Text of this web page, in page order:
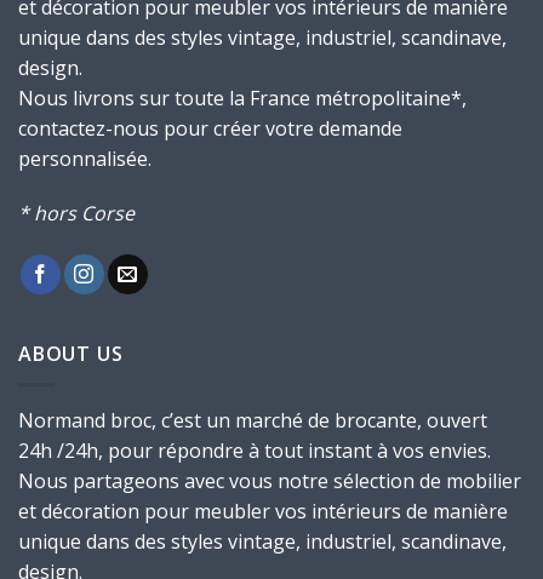
et décoration pour meubler vos intérieurs de manière
unique dans des styles vintage, industriel, scandinave,
design.
Nous livrons sur toute la France métropolitaine*,
contactez-nous pour créer votre demande
personnalisée.
* hors Corse
ABOUT US
Normand broc, c’est un marché de brocante, ouvert
24h /24h, pour répondre à tout instant à vos envies.
Nous partageons avec vous notre sélection de mobilier
et décoration pour meubler vos intérieurs de manière
unique dans des styles vintage, industriel, scandinave,
design.